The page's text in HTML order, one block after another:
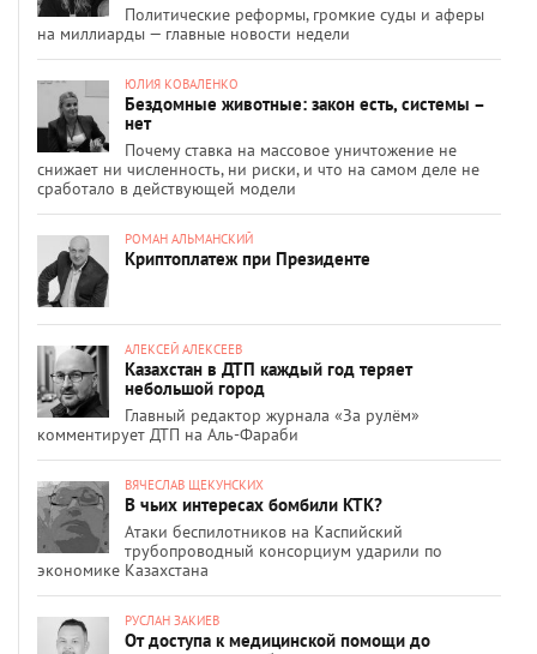
Политические реформы, громкие суды и аферы
на миллиарды — главные новости недели
ЮЛИЯ КОВАЛЕНКО
Бездомные животные: закон есть, системы –
нет
Почему ставка на массовое уничтожение не
снижает ни численность, ни риски, и что на самом деле не
сработало в действующей модели
РОМАН АЛЬМАНСКИЙ
Криптоплатеж при Президенте
АЛЕКСЕЙ АЛЕКСЕЕВ
Казахстан в ДТП каждый год теряет
небольшой город
Главный редактор журнала «За рулём»
комментирует ДТП на Аль-Фараби
ВЯЧЕСЛАВ ЩЕКУНСКИХ
В чьих интересах бомбили КТК?
Атаки беспилотников на Каспийский
трубопроводный консорциум ударили по
экономике Казахстана
РУСЛАН ЗАКИЕВ
От доступа к медицинской помощи до